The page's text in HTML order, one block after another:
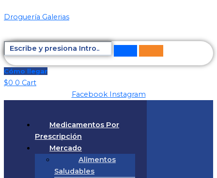
al
Droguería Galerias
Cómo llegar
$0 0 Cart
Facebook Instagram
Medicamentos Por
Prescripción
Mercado
Alimentos
Saludables
del